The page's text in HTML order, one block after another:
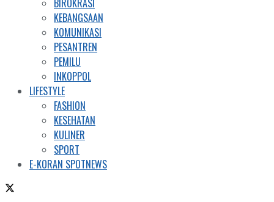
BIROKRASI
KEBANGSAAN
KOMUNIKASI
PESANTREN
PEMILU
INKOPPOL
LIFESTYLE
FASHION
KESEHATAN
KULINER
SPORT
E-KORAN SPOTNEWS